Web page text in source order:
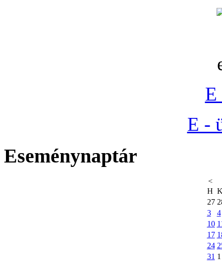
E
E -
Eseménynaptár
<
H
27
3
4
10
17
24
31 1